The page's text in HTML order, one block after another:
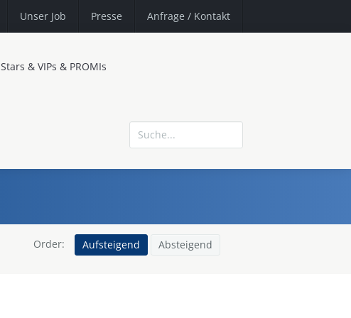
Unser Job Presse Anfrage / Kontakt
Stars & VIPs & PROMIs
Order: Aufsteigend Absteigend